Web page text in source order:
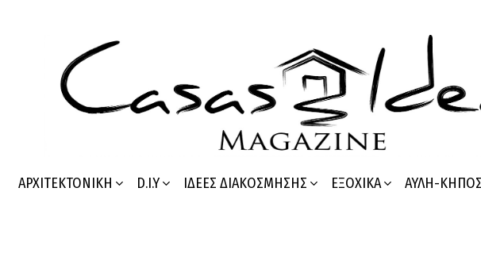
ΑΡΧΙΤΕΚΤΟΝΙΚΉ D.I.Y ΙΔΈΕΣ ΔΙΑΚΌΣΜΗΣΗΣ ΕΞΟΧΙΚΆ ΑΥΛΉ-